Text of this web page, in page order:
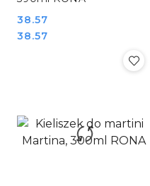
Cena:
38.57
Cena:
38.57